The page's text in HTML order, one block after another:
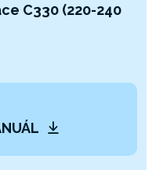
C330 (220-240